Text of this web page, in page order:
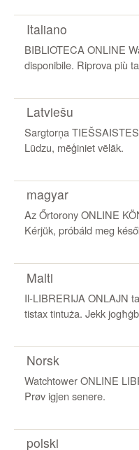
Italiano
BIBLIOTECA ONLINE
disponibile. Riprova più
Latviešu
Sargtorņa
Lūdzu, mēģiniet vēlāk.
magyar
Az Őrtorony ONLINE
Kérjük, próbáld meg
Malti
Il-LIBRERIJA ONLAJN
tistax tintuża. Jekk
Norsk
Watchtower ONLINE
Prøv igjen senere.
polski